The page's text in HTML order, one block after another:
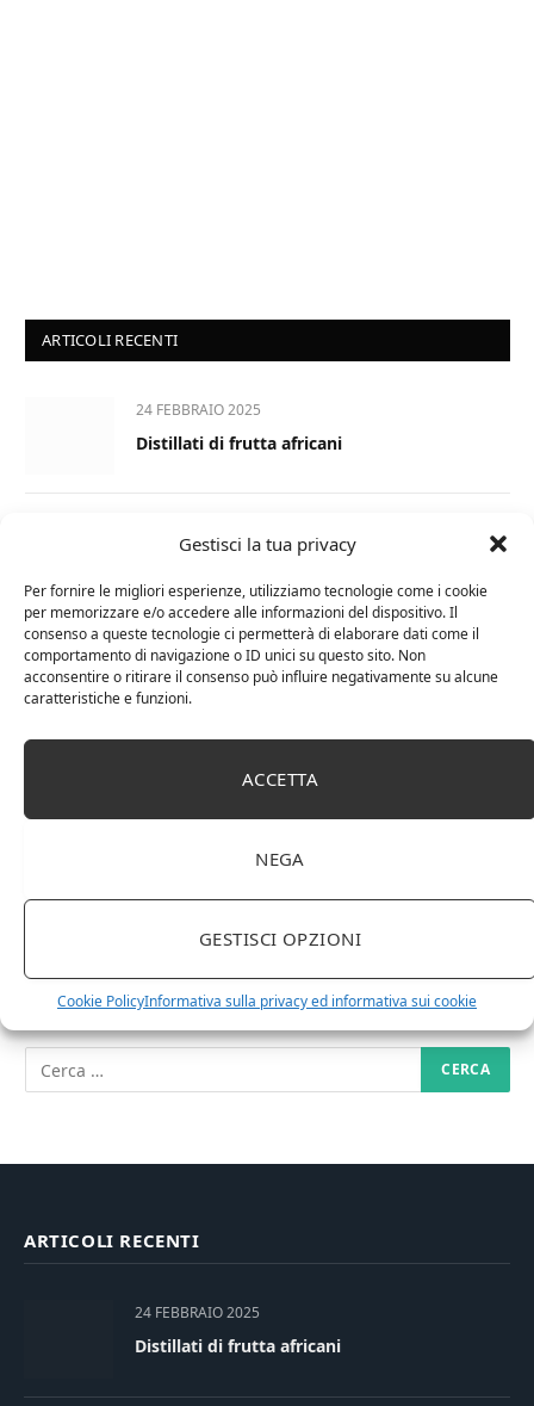
Gestisci la tua privacy
Per fornire le migliori esperienze, utilizziamo tecnologie come i cookie
per memorizzare e/o accedere alle informazioni del dispositivo. Il
consenso a queste tecnologie ci permetterà di elaborare dati come il
comportamento di navigazione o ID unici su questo sito. Non
acconsentire o ritirare il consenso può influire negativamente su alcune
caratteristiche e funzioni.
ACCETTA
NEGA
GESTISCI OPZIONI
Cookie PolicyInformativa sulla privacy ed informativa sui cookie
ARTICOLI RECENTI
24 FEBBRAIO 2025
Distillati di frutta africani
La Champagnerie: vini, bollicine, champagne,
distillati e food online
1 APRILE 2024
Differenza tra brandy e cognac: tutte le
curiosità
irlandesi
RICERCA NEL SITO
ARTICOLI RECENTI
24 FEBBRAIO 2025
Distillati di frutta africani